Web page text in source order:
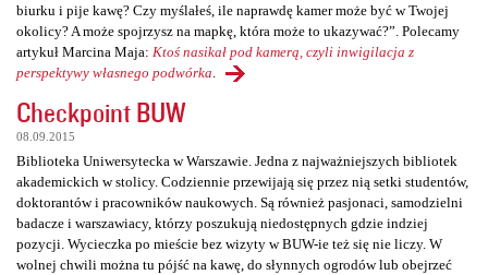
biurku i pije kawę? Czy myślałeś, ile naprawdę kamer może być w Twojej
okolicy? A może spojrzysz na mapkę, która może to ukazywać?”. Polecamy
artykuł Marcina Maja: Ktoś nasikał pod kamerą, czyli inwigilacja z
perspektywy własnego podwórka
Checkpoint BUW
08.09.2015
Biblioteka Uniwersytecka w Warszawie. Jedna z najważniejszych bibliotek
akademickich w stolicy. Codziennie przewijają się przez nią setki studentów,
doktorantów i pracowników naukowych. Są również pasjonaci, samodzielni
badacze i warszawiacy, którzy poszukują niedostępnych gdzie indziej
pozycji. Wycieczka po mieście bez wizyty w BUW-ie też się nie liczy. W
wolnej chwili można tu pójść na kawę, do słynnych ogrodów lub obejrzeć